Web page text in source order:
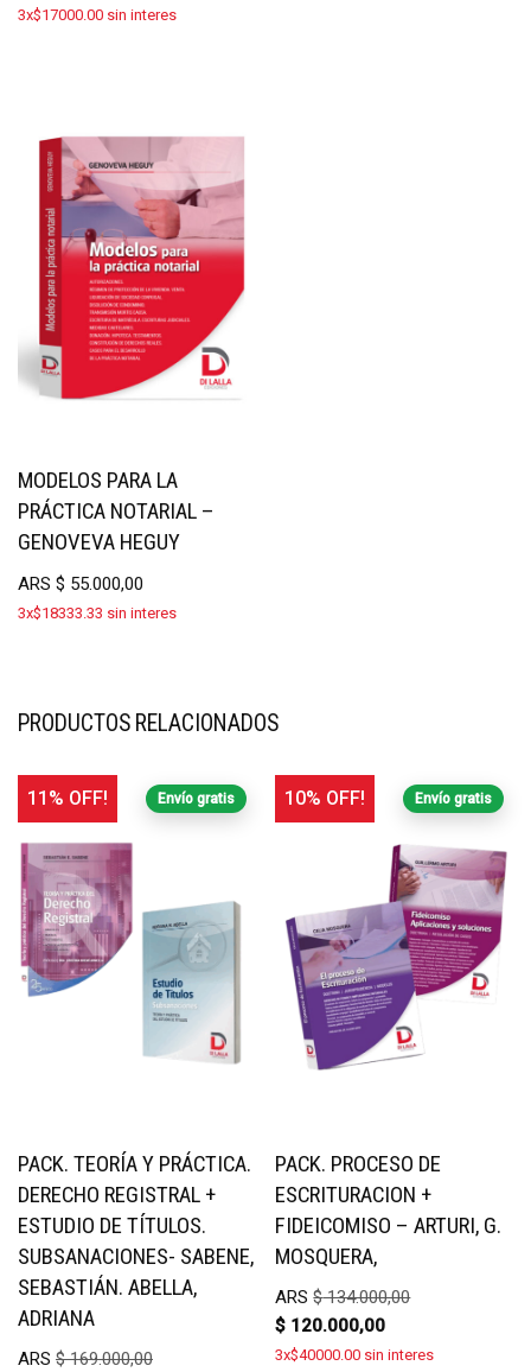
3x$17000.00 sin interes
MODELOS PARA LA
PRÁCTICA NOTARIAL –
GENOVEVA HEGUY
ARS $ 55.000,00
3x$18333.33 sin interes
PRODUCTOS RELACIONADOS
Envío gratis
11% OFF!
PACK. TEORÍA Y PRÁCTICA.
DERECHO REGISTRAL +
ESTUDIO DE TÍTULOS.
SUBSANACIONES- SABENE,
SEBASTIÁN. ABELLA,
ADRIANA
ARS $169.000,00
Envío gratis
10% OFF!
PACK. PROCESO DE
ESCRITURACION +
FIDEICOMISO – ARTURI, G.
MOSQUERA,
ARS$134.000,00
$ 120.000,00
3x$40000.00 sin interes